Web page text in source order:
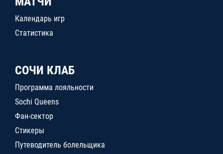
Календарь игр
Статистика
СОЧИ КЛАБ
Программа лояльности
Sochi Queens
Фан-сектор
Стикеры
Путеводитель болельщика